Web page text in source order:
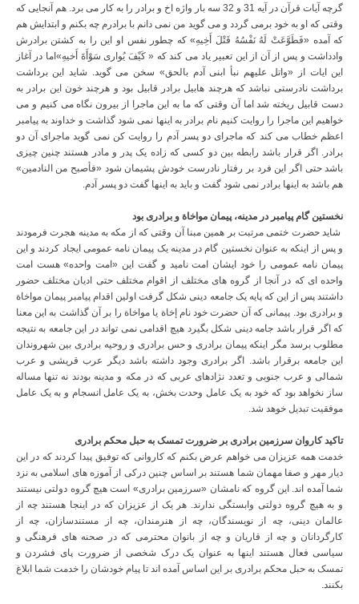
گرچه آیات قرآن در آیه 31 و 32 سه بار واژه اخ و برادر را به کار می برد. هم آنجایی که
وقتی که او به خود برمی گردد و می گوید من نمی دانم با برادرم چه بکنم و ابتدایش هم
که آمده «فَطَوَّعَتْ لَهُ نَفْسُهُ قَتْلَ أَخِیهِ» که چطور نفس او این را به کشتن برادرش
وادداشت و پس از آن از این تعبیر یاد می کند که « کَیْفَ یُواری سَوْأَةَ أَخیهِ»اما در آغاز
این ایات از «واتل علیهم نبأ ابنی آدم بالحق» سخن می گوید. شاید این برداشت
برداشت نادرستی نباشد که هرچند هابیل برادر قابیل بود و هرچند خون این برادر به
دست قابیل ریخته شد اما آن وقتی که ما به این ماجرا از بیرون نگاه می کنیم و می
خواهیم این ماجرا را روایت کنیم نام برادر به اینها نمی شود گذاشت و خداوند به پیامبر
اعظم خطاب می کند که ماجرای دو پسر آدم را روایت کن نمی گوید ماجرای آن دو
برادر. اگر قرار باشد رابطه بین دو کسی که زاده یک پدر و مادر هستند چنین چیزی
باشد حتی اگر این فرد بر رفتار نادرست خودش پشیمان شود «فأصبح من النادمین»
هم باشد به اینها برادر نمی شود گفت و باید به اینها گفت دو پسر آدم.
نخستین گام پیامبر در مدینه، پیمان مواخاة و برادری بود
شاید حضرت ختمی مرتبت بر همین مبنا آن وقتی که از مکه به مدینه هجرت فرمودند
و پس از اینکه به عنوان نخستین گام در مدینه یک پیمان نامه عمومی ایجاد کردند و این
پیمان نامه عمومی را خود ایشان امت نامید و گفت این «امت واحده» هست امت
واحده ای که در آنجا از گروه های مختلف از اقوام مختلف حتی ادیان مختلف حضور
داشتند پس از این که پایه یک جامعه دینی شکل گرفت اولین اقدام پیامبر پیمان مواخاة
و برادری بود. پیمانی که آن حضرت خود نام إخاة یا مواخاة را بر آن گذاشت به این معنا
که اگر قرار باشد جامه دینی شکل بگیرد هیچ اقدامی نمی تواند در این جامعه به نتیجه
مطلوب برسد مگر اینکه پیمان برادری و حس برادری و روحیه برادری بین شهروندان
این جامعه برقرار باشد. اگر برادری وجود داشته باشد دیگر عرب قریشی و عرب
شمالی و عرب جنوبی و تعدد نژادهای عربی که در مکه و مدینه بودند نه تنها مساله
ساز نخواهد بود که خود به یک عامل وحدت بخش، به یک عامل انسجام و به یک عامل
موفقیت تبدیل خوهد شد.
تاکید کاروان سرزمین برادری بر ضرورت تمسک به حبل محکم برادری
خدمت همه عزیزان می خواهم عرض بکنم که کاروانی که توفیق پیدا کردند که در این
دیار مهر و صفا مهمان شما هستند بر اساس چنین درکی از آموزه های اسلامی به نزد
شما آمده اند. این گروه که نامشان «سرزمین برادری» است هیچ گروه دولتی نیستند
و به هیچ گروه دولتی وابستگی ندارند. هر یک از عزیزان که در اینجا هستند چه از
عالمان دینی، چه از نویسندگان، چه از هنرمندان، چه از مستندسازان، چه از
کارگردانان و چه از قاریان و چه از بانوان محترمی که در صحنه های فرهنگی و
سیاسی فعال هستند اینها به عنوان یک درک شخصی از ضرورت پای فشردن و
تمسک به حبل محکم برادری بر این اساس آمده اند تا پیام خودشان را خدمت شما ابلاغ
بکنند.